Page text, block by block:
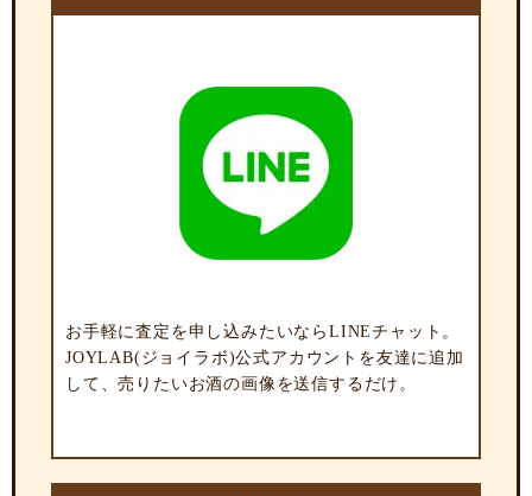
お手軽に査定を申し込みたいならLINEチャット。
JOYLAB(ジョイラボ)公式アカウントを友達に追加
して、売りたいお酒の画像を送信するだけ。